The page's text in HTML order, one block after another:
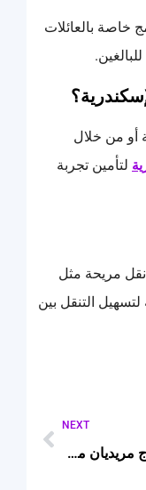
خاصة بالعائلات
أو من خلال
لتأمين تجربة
مريحة مثل
التنقل بين
NEXT
فندق ابراج مريديان مكة